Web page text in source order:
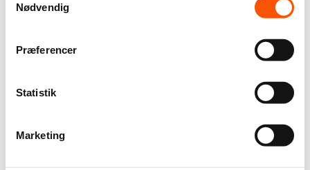
Nødvendig
Præferencer
Statistik
Marketing